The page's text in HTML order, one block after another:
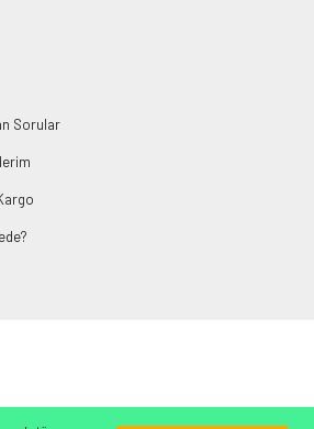
Sorular